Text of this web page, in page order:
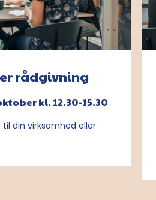
rådgivning
kl. 12.30-15.30
til din virksomhed eller